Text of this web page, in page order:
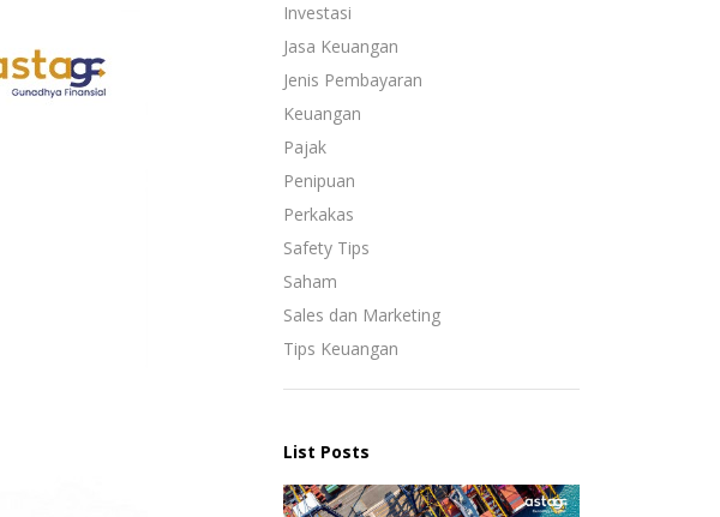
Investasi
Jasa Keuangan
Jenis Pembayaran
Keuangan
Pajak
Penipuan
Perkakas
Safety Tips
Saham
Sales dan Marketing
Tips Keuangan
List Posts